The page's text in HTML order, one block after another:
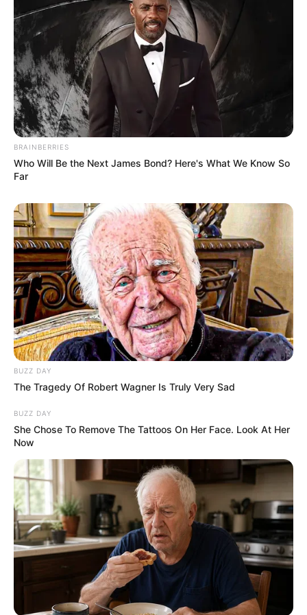
Karakter Pieter yang ia mainkan adalah hantu Belanda yang
tinggal di rumah sakit. Pieter berteman dengan Naya dan
menyukainya.
Bryan adalah aktor berdarah Swiss-Indonesia yang memulai debut
aktingnya melalui film Sang Pencerah. Ia mulai dikenal setelah
berperan sebagai Justin pada sinetron berjudul Mermaid In Love.
4. Asri Welas sebagai Nani
(foto: bintang)
Karakter selanjutnya dipercayakan kepada aktris Asri Welas.
Aktris dengan nama asli Asri Pramawati ini mulai dikenal setelah
memerankan tokoh Welas dalam sitkom Suami-Suami Takut Istri.
BRAINBERRIES
Who Will Be the Next James Bond? Here's What We Know So
Far
BUZZ DAY
The Tragedy Of Robert Wagner Is Truly Very Sad
BUZZ DAY
She Chose To Remove The Tattoos On Her Face. Look At Her
Now